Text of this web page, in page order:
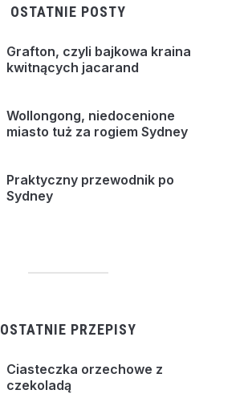
OSTATNIE POSTY
Grafton, czyli bajkowa kraina
kwitnących jacarand
Wollongong, niedocenione
miasto tuż za rogiem Sydney
Praktyczny przewodnik po
Sydney
OSTATNIE PRZEPISY
Ciasteczka orzechowe z
czekoladą